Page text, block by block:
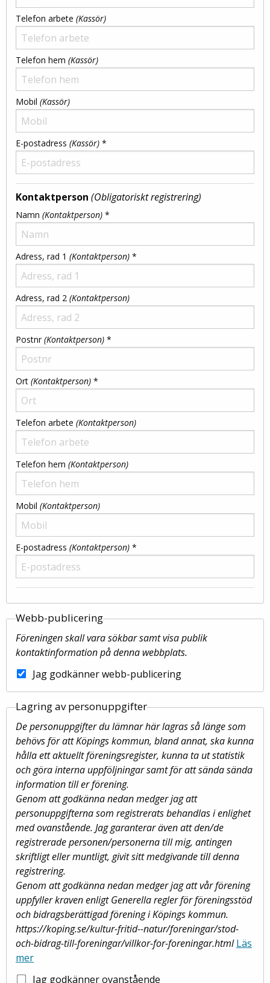
Telefon arbete (Kassör)
Telefon hem (Kassör)
Mobil (Kassör)
E-postadress (Kassör) *
Kontaktperson (Obligatoriskt registrering)
Namn (Kontaktperson) *
Adress, rad 1 (Kontaktperson) *
Adress, rad 2 (Kontaktperson)
Postnr(Kontaktperson) *
Ort (Kontaktperson) *
Telefon arbete (Kontaktperson)
Telefon hem (Kontaktperson)
Mobil (Kontaktperson)
E-postadress (Kontaktperson) *
Webb-publicering
Föreningen skall vara sökbar samt visa publik
kontaktinformation på denna webbplats.
Jag godkänner webb-publicering
Lagring av personuppgifter
De personuppgifter du lämnar här lagras så länge som
behövs för att Köpings kommun, bland annat, ska kunna
hålla ett aktuellt föreningsregister, kunna ta ut statistik
och göra interna uppföljningar samt för att sända sända
information till er förening.
Genom att godkänna nedan medger jag att
personuppgifterna som registrerats behandlas i enlighet
med ovanstående. Jag garanterar även att den/de
registrerade personen/personerna till mig, antingen
skriftligt eller muntligt, givit sitt medgivande till denna
registrering.
Genom att godkänna nedan medger jag att vår förening
uppfyller kraven enligt Generella regler för föreningsstöd
och bidragsberättigad förening i Köpings kommun.
https://koping.se/kultur-fritid--natur/foreningar/stod-
och-bidrag-till-foreningar/villkor-for-foreningar.html Läs
mer
Jag godkänner ovanstående